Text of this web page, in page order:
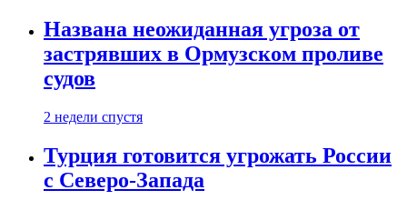
Названа неожиданная угроза от
застрявших в Ормузском проливе
судов
2 недели спустя
Турция готовится угрожать России
с Северо-Запада